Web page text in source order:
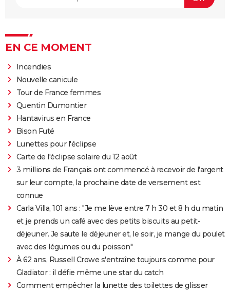
EN CE MOMENT
Incendies
Nouvelle canicule
Tour de France femmes
Quentin Dumontier
Hantavirus en France
Bison Futé
Lunettes pour l'éclipse
Carte de l'éclipse solaire du 12 août
3 millions de Français ont commencé à recevoir de l'argent
sur leur compte, la prochaine date de versement est
connue
Carla Villa, 101 ans : "Je me lève entre 7 h 30 et 8 h du matin
et je prends un café avec des petits biscuits au petit-
déjeuner. Je saute le déjeuner et, le soir, je mange du poulet
avec des légumes ou du poisson"
À 62 ans, Russell Crowe s'entraîne toujours comme pour
Gladiator : il défie même une star du catch
Comment empêcher la lunette des toilettes de glisser